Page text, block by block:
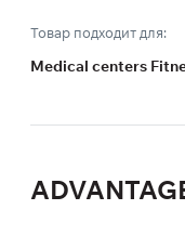
Товар подходит для:
Medical centers